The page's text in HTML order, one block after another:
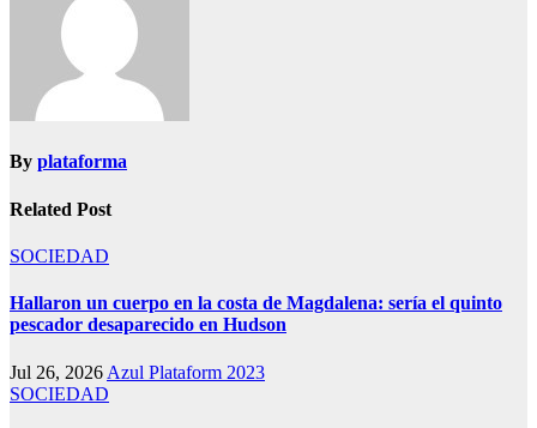
By plataforma
Related Post
SOCIEDAD
Hallaron un cuerpo en la costa de Magdalena: sería el quinto
pescador desaparecido en Hudson
Jul 26, 2026 Azul Plataform 2023
SOCIEDAD